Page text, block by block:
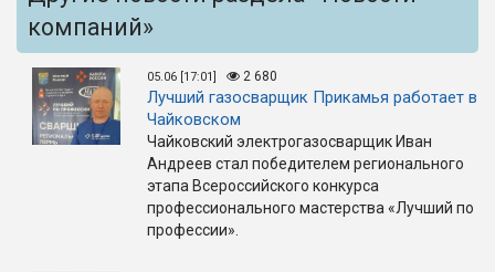
компаний»
05.06 [17:01] 2 680
Лучший газосварщик Прикамья работает в
Чайковском
Чайковский электрогазосварщик Иван
Андреев стал победителем регионального
этапа Всероссийского конкурса
профессионального мастерства «Лучший по
профессии».